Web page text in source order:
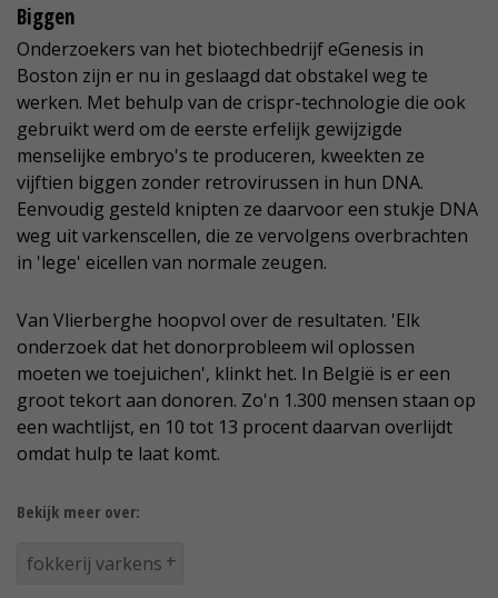
Biggen
Onderzoekers van het biotechbedrijf eGenesis in
Boston zijn er nu in geslaagd dat obstakel weg te
werken. Met behulp van de crispr-technologie die ook
gebruikt werd om de eerste erfelijk gewijzigde
menselijke embryo's te produceren, kweekten ze
vijftien biggen zonder retrovirussen in hun DNA.
Eenvoudig gesteld knipten ze daarvoor een stukje DNA
weg uit varkenscellen, die ze vervolgens overbrachten
in 'lege' eicellen van normale zeugen.
Van Vlierberghe hoopvol over de resultaten. 'Elk
onderzoek dat het donorprobleem wil oplossen
moeten we toejuichen', klinkt het. In België is er een
groot tekort aan donoren. Zo'n 1.300 mensen staan op
een wachtlijst, en 10 tot 13 procent daarvan overlijdt
omdat hulp te laat komt.
Bekijk meer over:
fokkerij varkens